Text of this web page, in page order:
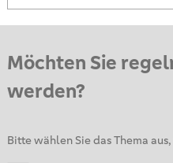
Möchten Sie
werden?
Bitte wählen Sie das Thema